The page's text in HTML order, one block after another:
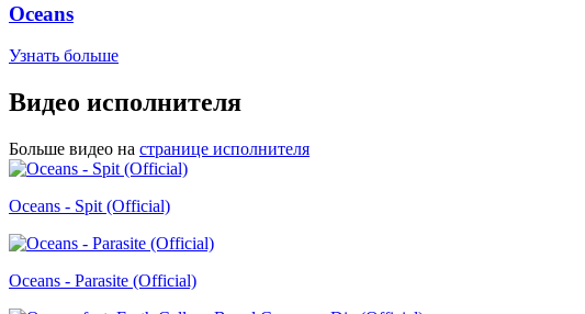
Oceans
Узнать больше
Видео исполнителя
Больше видео на странице исполнителя
Oceans - Spit (Official)
Oceans - Parasite (Official)